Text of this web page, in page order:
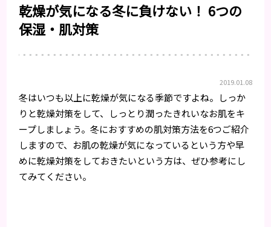
乾燥が気になる冬に負けない！ 6つの
保湿・肌対策
2019.01.08
冬はいつも以上に乾燥が気になる季節ですよね。しっか
りと乾燥対策をして、しっとり潤ったきれいなお肌をキ
ープしましょう。冬におすすめの肌対策方法を6つご紹介
しますので、お肌の乾燥が気になっているという方や早
めに乾燥対策をしておきたいという方は、ぜひ参考にし
てみてください。